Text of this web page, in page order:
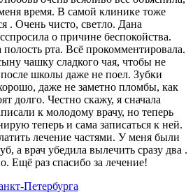
время. В самой клинике тоже
. Очень чисто, светло. Дана
о причине беспокойства.
рта. Всё прокомментировала.
чашку сладкого чая, чтобы не
школы даже не поел. Зубки
даже не заметно пломбы, как
долго. Честно скажу, я сначала
к молодому врачу, но теперь
теперь и сама записаться к ней.
лечение частями. У меня были
а врач убедила вылечить сразу два .
Ещё раз спасибо за лечение!